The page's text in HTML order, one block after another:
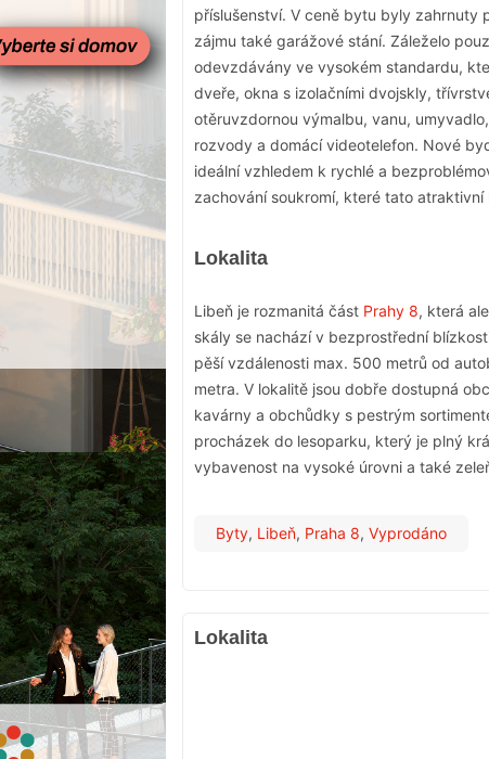
příslušenství. V ceně bytu byly zahrnuty
zájmu také garážové stání. Záleželo
odevzdávány ve vysokém standardu,
dveře, okna s izolačními dvojskly,
otěruvzdornou výmalbu, vanu,
rozvody a domácí videotelefon. Nové
ideální vzhledem k rychlé a
zachování soukromí, které tato atraktivní
Lokalita
Libeň je rozmanitá část Prahy 8, která
skály se nachází v bezprostřední
pěší vzdálenosti max. 500 metrů od
metra. V lokalitě jsou dobře dostupná
kavárny a obchůdky s pestrým
procházek do lesoparku, který je plný
vybavenost na vysoké úrovni a také
Byty, Libeň, Praha 8, Vyprodáno
Lokalita